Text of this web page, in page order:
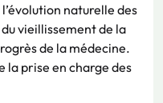
naturelle des
vieillissement de la
de la médecine.
la prise en charge des